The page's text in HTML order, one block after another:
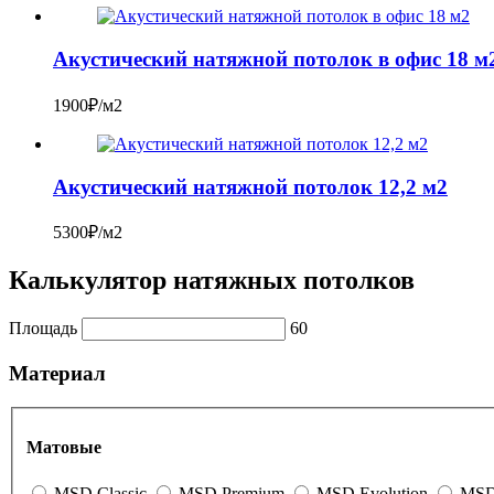
Акустический натяжной потолок в офис 18
1900₽/м2
Акустический натяжной потолок 12,2 м2
5300₽/м2
Калькулятор натяжных потолков
Площадь 60
Материал
Матовые